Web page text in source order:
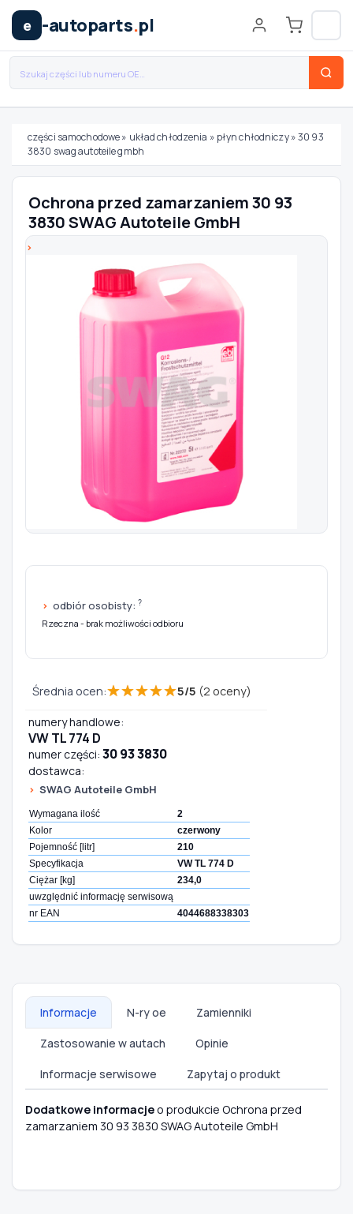
e -autoparts.pl
Wybierz swój pojazd
MARKA
TYP / SILNIK
Szukaj pasujących części
części samochodowe» układ chłodzenia » płyn chłodniczy»30 93
3830 swag autoteile gmbh
Ochrona przed zamarzaniem 30 93
3830 SWAG Autoteile GmbH
odbiór osobisty: ?
Rzeczna - brak możliwości odbioru
Średnia ocen:★★★★★5/5 (2 oceny)
numery handlowe:
VW TL 774 D
numer części: 30 93 3830
dostawca:
SWAG Autoteile GmbH
Wymagana ilość
2
Kolor
czerwony
Pojemność [litr]
210
Specyfikacja
VW TL 774 D
Ciężar [kg]
234,0
uwzględnić informację serwisową
nr EAN
4044688338303
Informacje N-ry oe Zamienniki
Zastosowanie w autach Opinie
Informacje serwisowe Zapytaj o produkt
Dodatkowe informacjeo produkcie Ochrona przed
zamarzaniem 30 93 3830 SWAG Autoteile GmbH